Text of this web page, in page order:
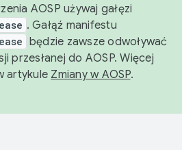
AOSP używaj gałęzi
. Gałąź manifestu
będzie zawsze odwoływać
przesłanej do AOSP. Więcej
artykule Zmiany w AOSP.